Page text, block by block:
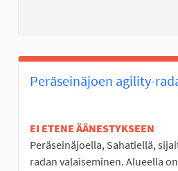
Peräseinäjoen agility-
EI ETENE ÄÄNESTYKSEEN
Peräseinäjoella, Sahatiellä,
radan valaiseminen. Alueella